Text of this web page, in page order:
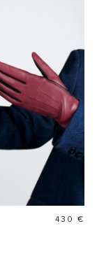
Prix
430 €